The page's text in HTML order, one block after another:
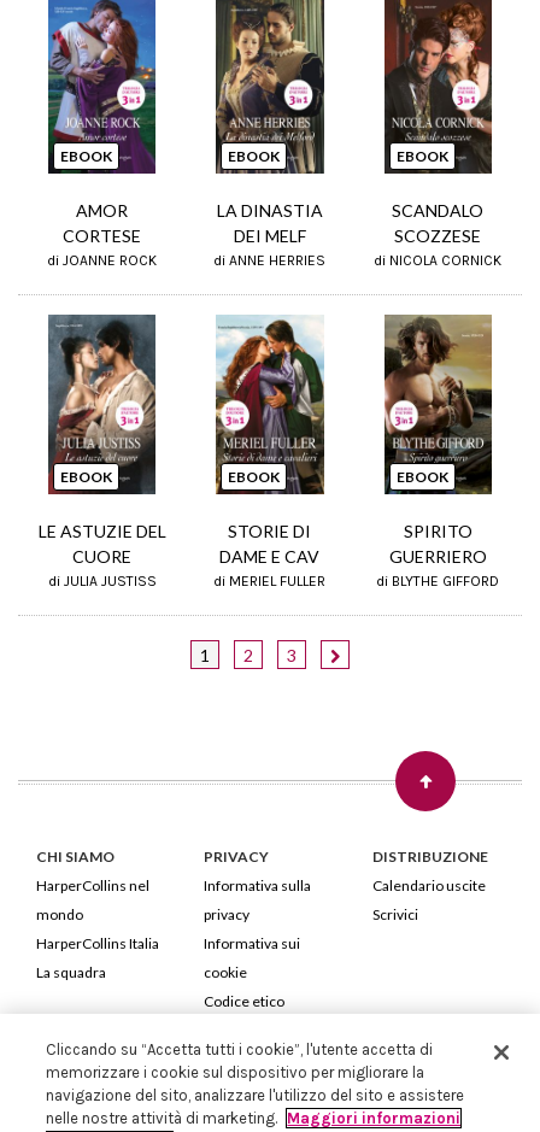
EBOOK
AMOR
CORTESE
di JOANNE ROCK
EBOOK
LA DINASTIA
DEI MELF
di ANNE HERRIES
EBOOK
SCANDALO
SCOZZESE
di NICOLA CORNICK
EBOOK
LE ASTUZIE DEL
CUORE
di JULIA JUSTISS
EBOOK
STORIE DI
DAME E CAV
di MERIEL FULLER
EBOOK
SPIRITO
GUERRIERO
di BLYTHE GIFFORD
1 2 3
CHI SIAMO
HarperCollins nel
mondo
HarperCollins Italia
La squadra
PRIVACY
Informativa sulla
privacy
Informativa sui
cookie
Codice etico
DISTRIBUZIONE
Calendario uscite
Scrivici
HarperCollins Italia S.p.A. Viale Monte Nero, 84 - 20135 Milano
Cod. Fiscale e P.IVA 05946780151 - Capitale Sociale 258.250 €
Iscritta in Milano al Registro delle imprese nr.198004 e REA nr.1051898
Cliccando su “Accetta tutti i cookie”, l'utente accetta di
memorizzare i cookie sul dispositivo per migliorare la
navigazione del sito, analizzare l'utilizzo del sito e assistere
nelle nostre attività di marketing. Maggiori informazioni